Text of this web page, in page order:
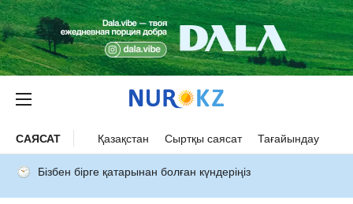
САЯСАТ Қазақстан Сыртқы саясат Тағайындау
Бізбен бірге қатарынан болған күндеріңіз